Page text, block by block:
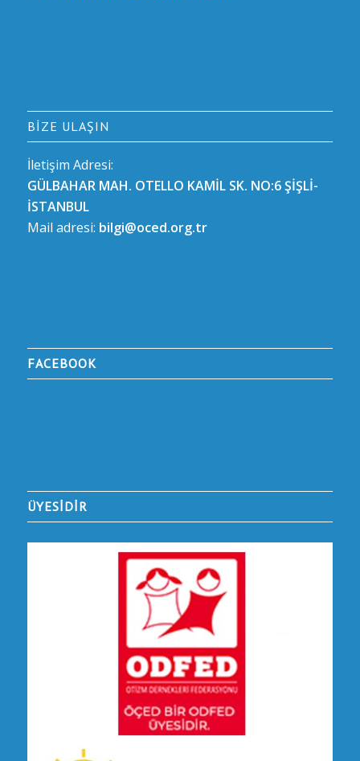
BIZE ULAŞIN
İletişim Adresi:
GÜLBAHAR MAH. OTELLO KAMİL SK. NO:6 ŞİŞLİ-
İSTANBUL
Mail adresi: bilgi@oced.org.tr
FACEBOOK
ÜYESİDİR